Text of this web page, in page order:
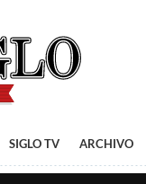
SIGLO TV ARCHIVO